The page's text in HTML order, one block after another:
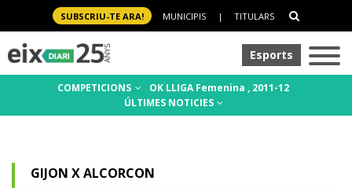
SUBSCRIU-TE ARA! MUNICIPIS | TITULARS
Esports
COMPETICIONS
OK LLIGA Femenina , 2011-12
ÚLTIMES NOTICIES
GIJON X ALCORCON